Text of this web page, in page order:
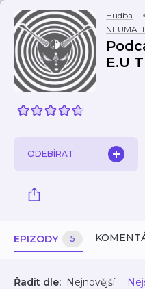
Hudba
E.U
ODEBÍRAT
EPIZODY 5
Řadit dle: Nejnovější